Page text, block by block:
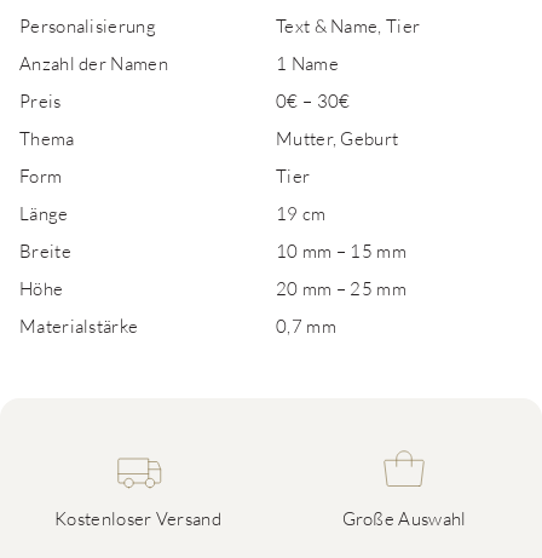
Personalisierung
Text & Name, Tier
Anzahl der Namen
1 Name
Preis
0€ – 30€
Thema
Mutter, Geburt
Form
Tier
Länge
19 cm
Breite
10 mm – 15 mm
Höhe
20 mm – 25 mm
Materialstärke
0,7 mm
Kostenloser Versand Große Auswahl